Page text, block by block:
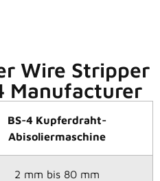
Wire Stripper
Manufacturer
BS-4 Kupferdraht-
Abisoliermaschine
2 mm bis 80 mm